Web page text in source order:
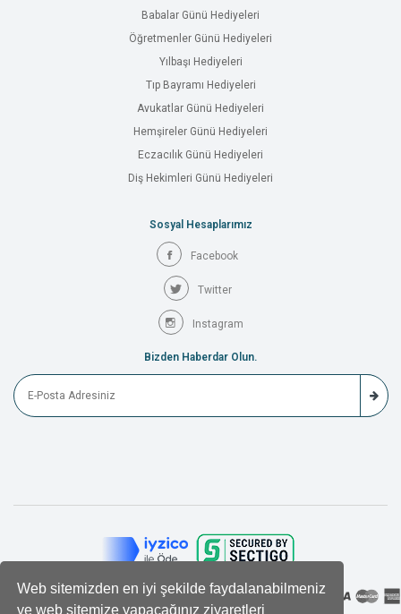
Web sitemizden en iyi şekilde faydalanabilmeniz
ve web sitemize yapacağınız ziyaretleri
Babalar Günü Hediyeleri
Öğretmenler Günü Hediyeleri
Yılbaşı Hediyeleri
Tıp Bayramı Hediyeleri
Avukatlar Günü Hediyeleri
Hemşireler Günü Hediyeleri
Eczacılık Günü Hediyeleri
Diş Hekimleri Günü Hediyeleri
Sosyal Hesaplarımız
Facebook
Twitter
Instagram
Bizden Haberdar Olun.